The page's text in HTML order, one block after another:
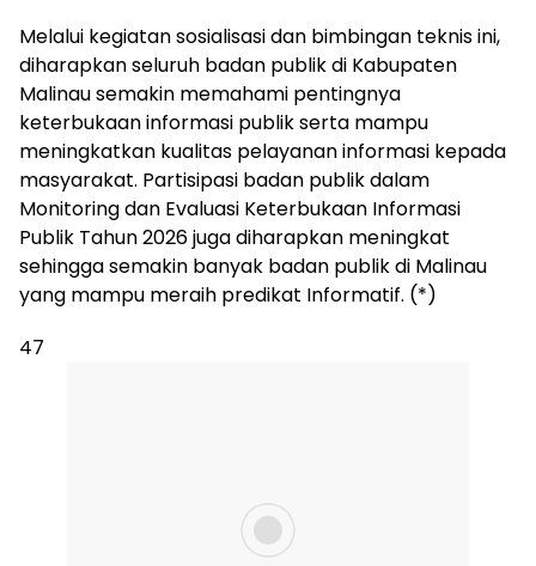
Melalui kegiatan sosialisasi dan bimbingan teknis ini,
diharapkan seluruh badan publik di Kabupaten
Malinau semakin memahami pentingnya
keterbukaan informasi publik serta mampu
meningkatkan kualitas pelayanan informasi kepada
masyarakat. Partisipasi badan publik dalam
Monitoring dan Evaluasi Keterbukaan Informasi
Publik Tahun 2026 juga diharapkan meningkat
sehingga semakin banyak badan publik di Malinau
yang mampu meraih predikat Informatif. (*)
47